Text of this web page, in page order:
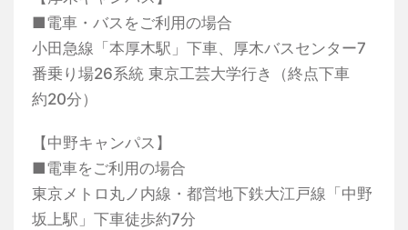
■電車・バスをご利用の場合
小田急線「本厚木駅」下車、厚木バスセンター7
番乗り場26系統 東京工芸大学行き（終点下車
約20分）
【中野キャンパス】
■電車をご利用の場合
東京メトロ丸ノ内線・都営地下鉄大江戸線「中野
坂上駅」下車徒歩約7分